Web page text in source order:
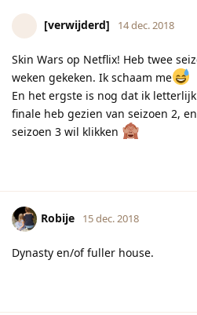
[verwijderd] 14 dec. 2018
Skin Wars op Netflix! Heb twee
weken gekeken. Ik schaam me
En het ergste is nog dat ik
finale heb gezien van seizoen 2,
seizoen 3 wil klikken
Robije 15 dec. 2018
Dynasty en/of fuller house.